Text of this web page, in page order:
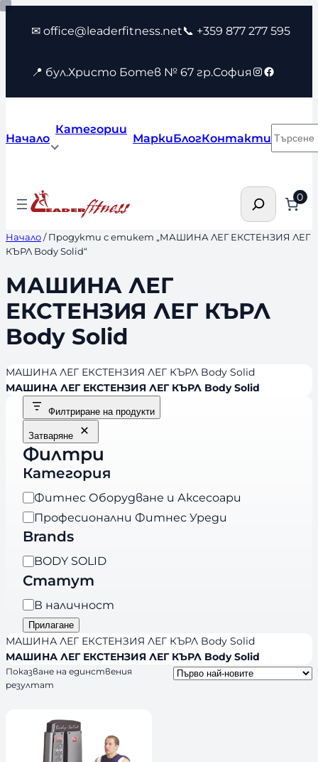
Към
съдържанието
✉ office@leaderfitness.net📞 +359 877 277 595
📍 бул.Христо Ботев № 67 гр.София Instagram
Facebook
Начало
Категории
МаркиБлогКонтакти
Търсене 0
Начало/ Продукти с етикет „МАШИНА ЛЕГ ЕКСТЕНЗИЯ ЛЕГ
КЪРЛ Body Solid“
МАШИНА ЛЕГ
ЕКСТЕНЗИЯ ЛЕГ КЪРЛ
Body Solid
МАШИНА ЛЕГ ЕКСТЕНЗИЯ ЛЕГ КЪРЛ Body Solid
МАШИНА ЛЕГ ЕКСТЕНЗИЯ ЛЕГ КЪРЛ Body Solid
Филтриране на продукти
Затваряне
Филтри
Категория
К
а
т
г
о
р
и
я
Фитнес Оборудване и Аксесоари
Професионални Фитнес Уреди
Brands
B
r
a
n
d
s
BODY SOLID
Статут
Н
а
л
и
ч
н
В наличност
Прилагане
МАШИНА ЛЕГ ЕКСТЕНЗИЯ ЛЕГ КЪРЛ Body Solid
МАШИНА ЛЕГ ЕКСТЕНЗИЯ ЛЕГ КЪРЛ Body Solid
Показване на единствения
резултат